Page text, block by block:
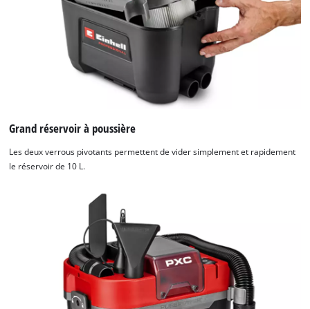
Grand réservoir à poussière
Les deux verrous pivotants permettent de vider simplement et rapidement
le réservoir de 10 L.